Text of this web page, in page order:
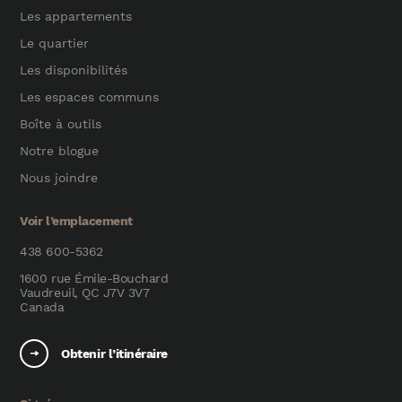
Les appartements
Le quartier
Les disponibilités
Les espaces communs
Boîte à outils
Notre blogue
Nous joindre
Voir l’emplacement
438 600-5362
1600 rue Émile-Bouchard
Vaudreuil, QC J7V 3V7
Canada
Obtenir l’itinéraire